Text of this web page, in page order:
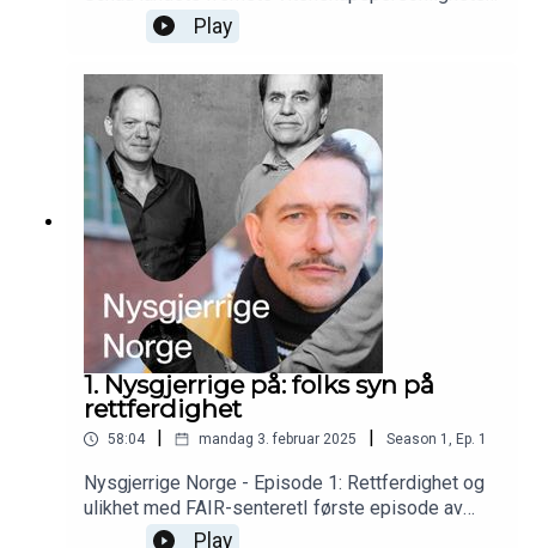
En serie fra Forskningsrådet. Kommer 03. februar.
Play
1. Nysgjerrige på: folks syn på
rettferdighet
58:04 mandag 3. februar 2025 Season 1 , Ep. 1
Nysgjerrige Norge - Episode 1: Rettferdighet og
ulikhet med FAIR-senteretI første episode av
Nysgjerrige Norge tar Kristopher oss med til
Play